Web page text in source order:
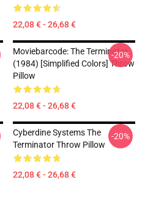
22,08 € - 26,68 €
Moviebarcode: The Terminator
(1984) [Simplified Colors] Throw
Pillow
22,08 € - 26,68 €
-20%
Cyberdine Systems The
Terminator Throw Pillow
22,08 € - 26,68 €
-20%